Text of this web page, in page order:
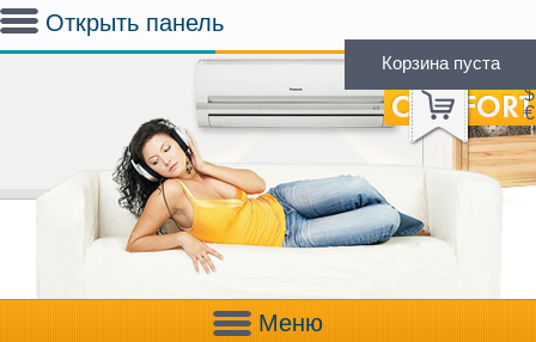
Открыть панель
Корзина пуста
(0)
$
€
Меню